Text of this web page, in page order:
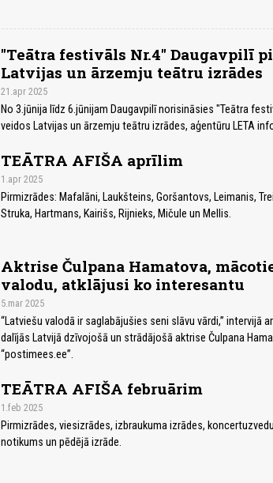
"Teātra festivāls Nr.4" Daugavpilī
Latvijas un ārzemju teātru izrādes
21.apr 2025
No 3.jūnija līdz 6.jūnijam Daugavpilī norisināsies "Teātra
veidos Latvijas un ārzemju teātru izrādes, aģentūru LETA
TEĀTRA AFIŠA aprīlim
1.apr 2025
Pirmizrādes: Mafalāni, Laukšteins, Goršantovs, Leimanis,
Struka, Hartmans, Kairišs, Rijnieks, Mičule un Mellis.
Aktrise Čulpana Hamatova,
valodu, atklājusi ko interesantu
5.mar 2025
“Latviešu valodā ir saglabājušies seni slāvu vārdi,” intervijā
dalījās Latvijā dzīvojošā un strādājošā aktrise Čulpana
“postimees.ee”.
TEĀTRA AFIŠA februārim
1.feb 2025
Pirmizrādes, viesizrādes, izbraukuma izrādes,
notikums un pēdējā izrāde.